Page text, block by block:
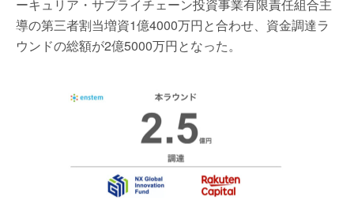
ーキュリア・サプライチェーン投資事業有限責任組合主
導の第三者割当増資1億4000万円と合わせ、資金調達ラ
ウンドの総額が2億5000万円となった。